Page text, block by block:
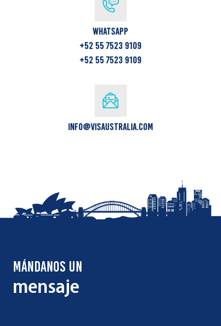
WhatsApp
+52 55 7523 9109
+52 55 7523 9109
info@visaustralia.com
MÁNDANOS UN
mensaje